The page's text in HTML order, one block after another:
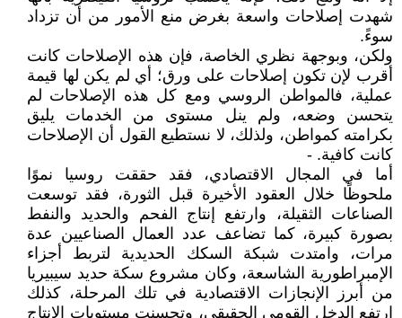
شهدت إصلاحات واسعة بغرض منع الأمور من أن تزداد
سوءً.
ولكن، وبوجهة نظري الخاصة، فإن هذه الإصلاحات كانت
أقرب لإن تكون إصلاحات على ورق؛ أي لم يكن لها قيمة
عملية، فالمواطن الروسي ومع كل هذه الإصلاحات لم
يتحسن وضعه، ولم ينل مستوى من الخدمات يليق
بكرامته كمواطن، ولذلك، لا نستطيع القول أن الإصلاحات
كانت كافية. -
أما في المجال الاقتصادي، فقد حققت روسيا نموًا
ملحوظًا خلال العقود الأخيرة قبل الثورة، فقد توسعت
الصناعات الثقيلة، وارتفع إنتاج الفحم والحديد والنفط
بصورة كبيرة، كما تضاعف عدد العمال الصناعيين عدة
مرات، وامتدت شبكة السكك الحديدية لتربط أجزاء
الإمبراطورية الشاسعة، وكان مشروع سكة حديد سيبيريا
من أبرز الإنجازات الاقتصادية في تلك المرحلة، كذلك
ارتفع الدخل القومي الحقيقي، وتحسنت مستويات الإنتاج